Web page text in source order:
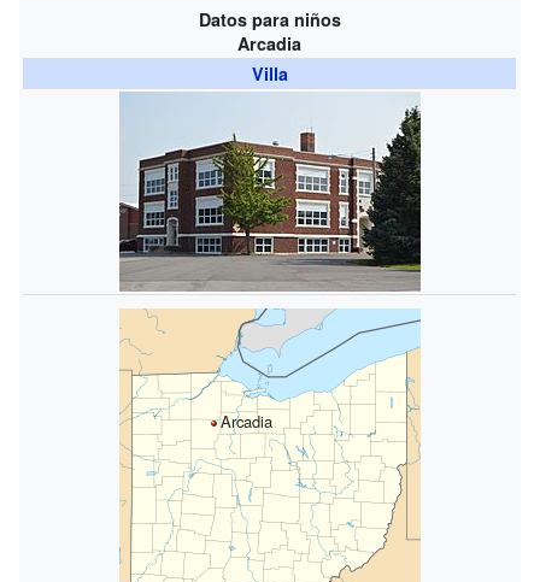
Datos para niños
Arcadia
Villa
Arcadia